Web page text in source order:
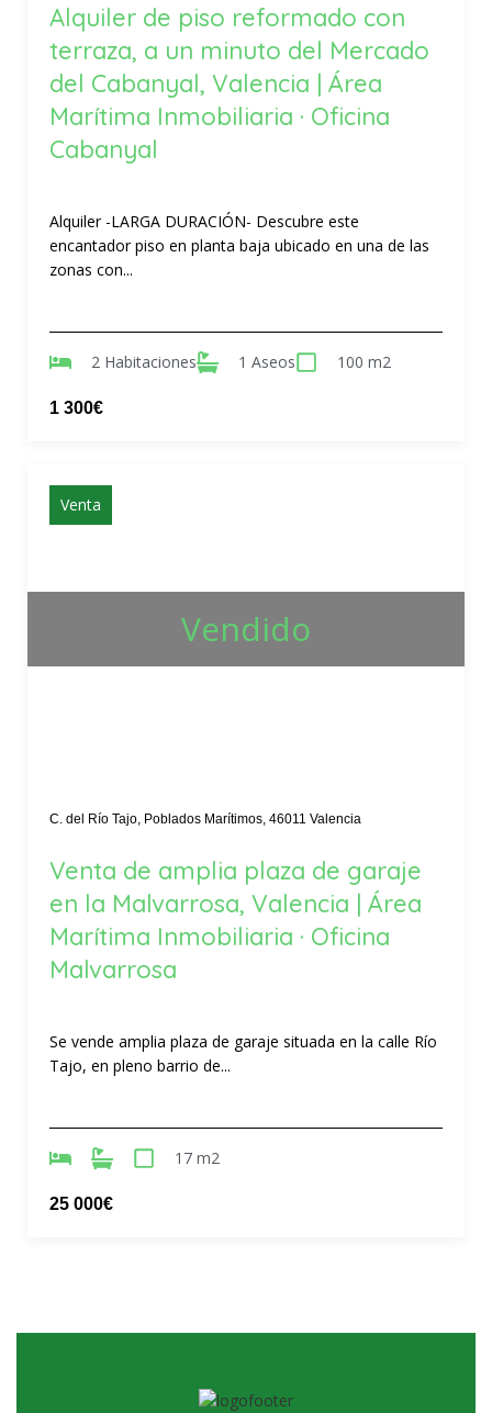
Alquiler de piso reformado con
terraza, a un minuto del Mercado
del Cabanyal, Valencia | Área
Marítima Inmobiliaria · Oficina
Cabanyal
Alquiler -LARGA DURACIÓN- Descubre este
encantador piso en planta baja ubicado en una de las
zonas con...
2 Habitaciones 1 Aseos 100 m2
1 300€
Venta
Vendido
C. del Río Tajo, Poblados Marítimos, 46011 Valencia
Venta de amplia plaza de garaje
en la Malvarrosa, Valencia | Área
Marítima Inmobiliaria · Oficina
Malvarrosa
Se vende amplia plaza de garaje situada en la calle Río
Tajo, en pleno barrio de...
17 m2
25 000€